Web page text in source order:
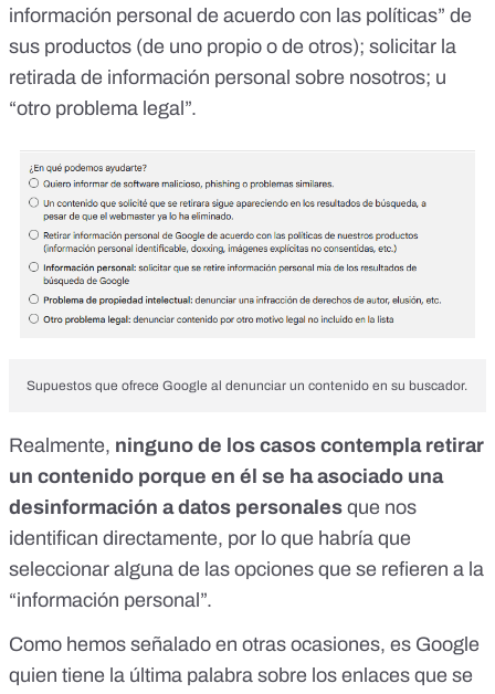
información personal de acuerdo con las políticas” de
sus productos (de uno propio o de otros); solicitar la
retirada de información personal sobre nosotros; u
“otro problema legal”.
Supuestos que ofrece Google al denunciar un contenido en su buscador.
Realmente, ninguno de los casos contempla retirar
un contenido porque en él se ha asociado una
desinformación a datos personales que nos
identifican directamente, por lo que habría que
seleccionar alguna de las opciones que se refieren a la
“información personal”.
Como hemos señalado en otras ocasiones, es Google
quien tiene la última palabra sobre los enlaces que se